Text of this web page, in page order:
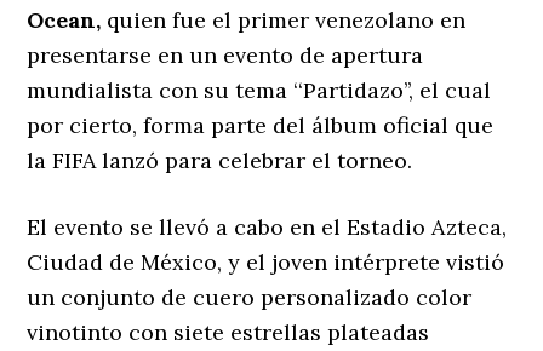
Ocean, quien fue el primer venezolano en
presentarse en un evento de apertura
mundialista con su tema ‘‘Partidazo’’, el cual
por cierto, forma parte del álbum oficial que
la FIFA lanzó para celebrar el torneo.
El evento se llevó a cabo en el Estadio Azteca,
Ciudad de México, y el joven intérprete vistió
un conjunto de cuero personalizado color
vinotinto con siete estrellas plateadas